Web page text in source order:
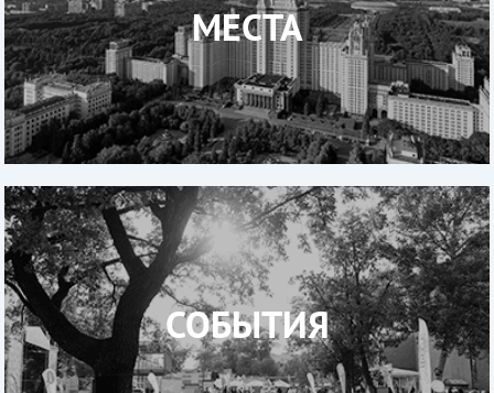
МЕСТА
СОБЫТИЯ